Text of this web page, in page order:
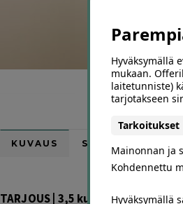
KUVAUS SIJAINTI
TARJOUS | 3,5 kuukauden
Hyväksymällä
mukaan.
laitetunniste)
tarjotakseen
Tarkoitukset
Mainonnan ja
Kohdennettu
Hyväksymällä